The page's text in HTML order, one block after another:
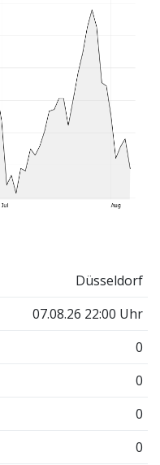
Düsseldorf
07.08.26 22:00 Uhr
0
0
0
0